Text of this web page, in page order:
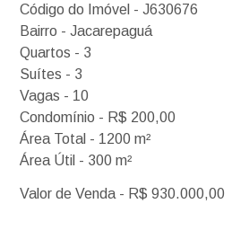
Código do Imóvel - J630676
Bairro - Jacarepaguá
Quartos - 3
Suítes - 3
Vagas - 10
Condomínio - R$ 200,00
Área Total - 1200 m²
Área Útil - 300 m²
Valor de Venda - R$ 930.000,00